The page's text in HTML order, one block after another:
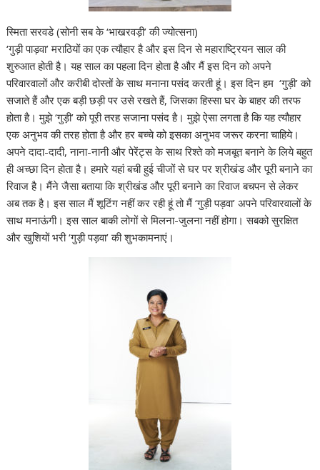
स्‍मिता सरवडे (सोनी सब के ‘भाखरवड़ी’ की ज्‍योत्‍सना)
‘गुड़ी पाड़वा’ मराठियों का एक त्‍यौहार है और इस दिन से महाराष्ट्रियन साल की
शुरुआत होती है। यह साल का पहला दिन होता है और मैं इस दिन को अपने
परिवारवालों और करीबी दोस्‍तों के साथ मनाना पसंद करती हूं। इस दिन हम ‘गुड़ी’ को
सजाते हैं और एक बड़ी छड़ी पर उसे रखते हैं, जिसका हिस्‍सा घर के बाहर की तरफ
होता है। मुझे ‘गुड़ी’ को पूरी तरह सजाना पसंद है। मुझे ऐसा लगता है कि यह त्‍यौहार
एक अनुभव की तरह होता है और हर बच्‍चे को इसका अनुभव जरूर करना चाहिये।
अपने दादा-दादी, नाना-नानी और पेरेंट्स के साथ रिश्‍ते को मजबूत बनाने के लिये बहुत
ही अच्‍छा दिन होता है। हमारे यहां बची हुई चीजों से घर पर श्रीखंड और पूरी बनाने का
रिवाज है। मैंने जैसा बताया कि श्रीखंड और पूरी बनाने का रिवाज बचपन से लेकर
अब तक है। इस साल मैं शूटिंग नहीं कर रही हूं तो मैं ‘गुड़ी पड़वा’ अपने परिवारवालों के
साथ मनाऊंगी। इस साल बाकी लोगों से मिलना-जुलना नहीं होगा। सबको सुरक्षित
और खुशियों भरी ‘गुड़ी पड़वा’ की शुभकामनाएं।